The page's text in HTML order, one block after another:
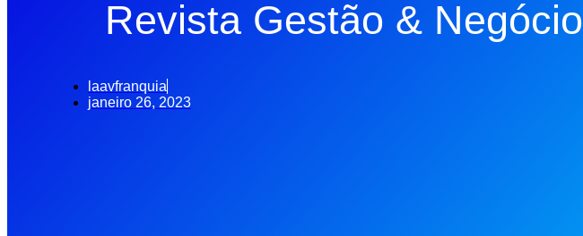
Revista Gestão & Negócio
laavfranquia
janeiro 26, 2023